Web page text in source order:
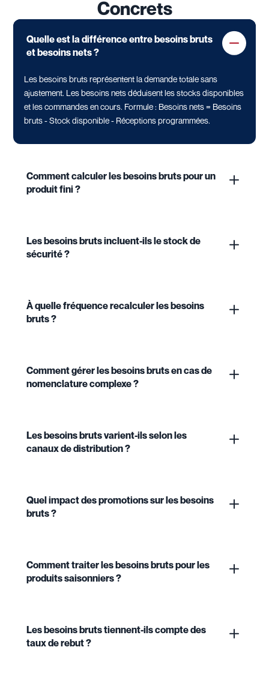
Concrets
Quelle est la différence entre besoins bruts
et besoins nets ?
Les besoins bruts représentent la demande totale sans
ajustement. Les besoins nets déduisent les stocks disponibles
et les commandes en cours. Formule : Besoins nets = Besoins
bruts - Stock disponible - Réceptions programmées.
Comment calculer les besoins bruts pour un
produit fini ?
Les besoins bruts incluent-ils le stock de
sécurité ?
À quelle fréquence recalculer les besoins
bruts ?
Comment gérer les besoins bruts en cas de
nomenclature complexe ?
Les besoins bruts varient-ils selon les
canaux de distribution ?
Quel impact des promotions sur les besoins
bruts ?
Comment traiter les besoins bruts pour les
produits saisonniers ?
Les besoins bruts tiennent-ils compte des
taux de rebut ?